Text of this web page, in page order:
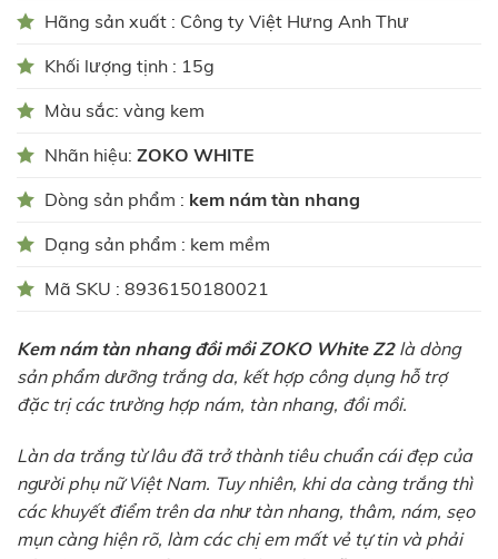
Hãng sản xuất : Công ty Việt Hưng Anh Thư
Khối lượng tịnh : 15g
Màu sắc: vàng kem
Nhãn hiệu: ZOKO WHITE
Dòng sản phẩm : kem nám tàn nhang
Dạng sản phẩm : kem mềm
Mã SKU : 8936150180021
Kem nám tàn nhang đồi mồi ZOKO White Z2là dòng
sản phẩm dưỡng trắng da, kết hợp công dụng hỗ trợ
đặc trị các trường hợp nám, tàn nhang, đồi mồi.
Làn da trắng từ lâu đã trở thành tiêu chuẩn cái đẹp của
người phụ nữ Việt Nam. Tuy nhiên, khi da càng trắng thì
các khuyết điểm trên da như tàn nhang, thâm, nám, sẹo
mụn càng hiện rõ, làm các chị em mất vẻ tự tin và phải